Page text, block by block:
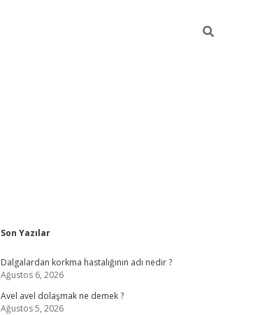
Sidebar
Son Yazılar
Dalgalardan korkma hastalığının adı nedir ?
Ağustos 6, 2026
Avel avel dolaşmak ne demek ?
Ağustos 5, 2026